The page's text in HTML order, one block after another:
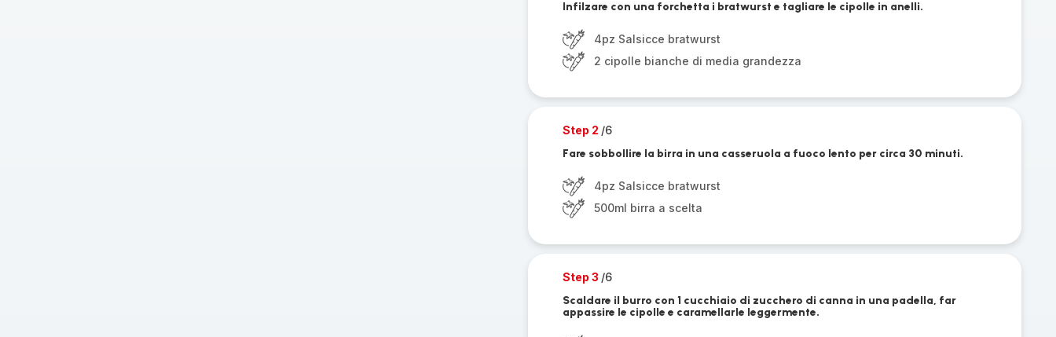
Infilzare con una forchetta i bratwurst e tagliare le cipolle in anelli.
4pz Salsicce bratwurst
2 cipolle bianche di media grandezza
Step 2 /6
Fare sobbollire la birra in una casseruola a fuoco lento per circa 30 minuti.
4pz Salsicce bratwurst
500ml birra a scelta
Step 3 /6
Scaldare il burro con 1 cucchiaio di zucchero di canna in una padella, far
appassire le cipolle e caramellarle leggermente.